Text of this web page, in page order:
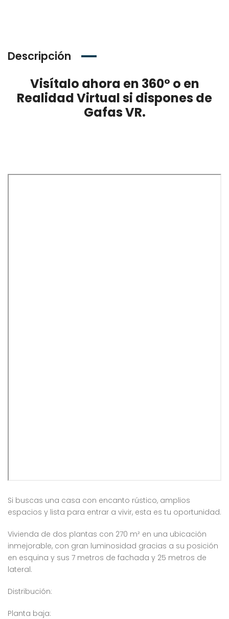
Descripción
Visítalo ahora en 360º o en
Realidad Virtual si dispones de
Gafas VR.
Si buscas una casa con encanto rústico, amplios
espacios y lista para entrar a vivir, esta es tu oportunidad.
Vivienda de dos plantas con 270 m² en una ubicación
inmejorable, con gran luminosidad gracias a su posición
en esquina y sus 7 metros de fachada y 25 metros de
lateral.
Distribución:
Planta baja: